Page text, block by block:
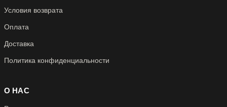
Условия возврата
Оплата
Доставка
Политика конфиденциальности
О НАС